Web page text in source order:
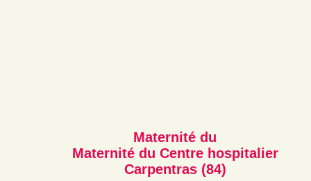
Maternité du
Maternité du Centre hospitalier
Carpentras (84)